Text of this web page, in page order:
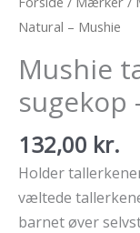
Natural – Mushie
Mushie
sugekop
132,00 kr.
Holder
væltede
barnet øver